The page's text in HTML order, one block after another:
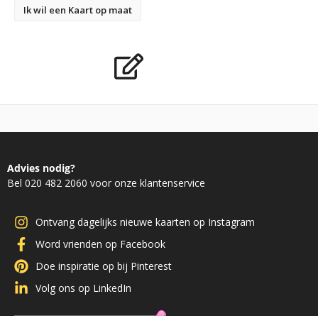
Ik wil een Kaart op maat
Advies nodig?
Bel 020 482 2060 voor onze klantenservice
Ontvang dagelijks nieuwe kaarten op Instagram
Word vrienden op Facebook
Doe inspiratie op bij Pinterest
Volg ons op LinkedIn